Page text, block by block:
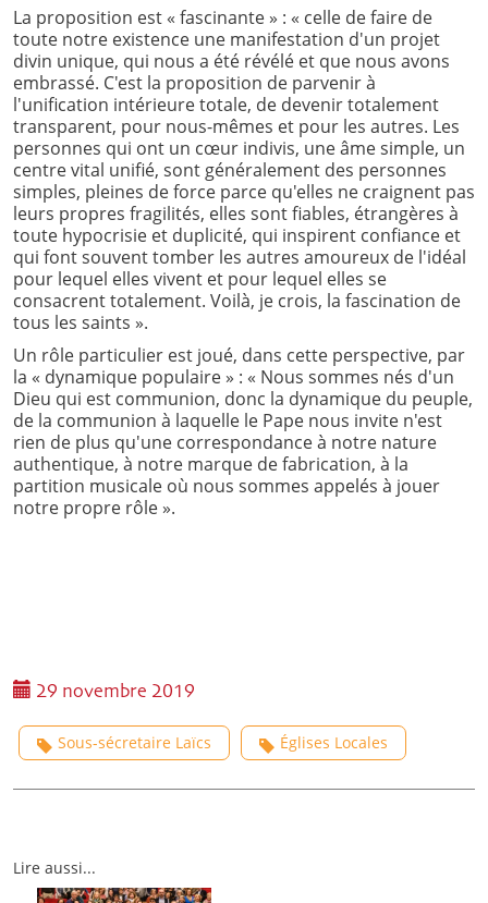
La proposition est « fascinante » : « celle de faire de
toute notre existence une manifestation d'un projet
divin unique, qui nous a été révélé et que nous avons
embrassé. C'est la proposition de parvenir à
l'unification intérieure totale, de devenir totalement
transparent, pour nous-mêmes et pour les autres. Les
personnes qui ont un cœur indivis, une âme simple, un
centre vital unifié, sont généralement des personnes
simples, pleines de force parce qu'elles ne craignent pas
leurs propres fragilités, elles sont fiables, étrangères à
toute hypocrisie et duplicité, qui inspirent confiance et
qui font souvent tomber les autres amoureux de l'idéal
pour lequel elles vivent et pour lequel elles se
consacrent totalement. Voilà, je crois, la fascination de
tous les saints ».
Un rôle particulier est joué, dans cette perspective, par
la « dynamique populaire » : « Nous sommes nés d'un
Dieu qui est communion, donc la dynamique du peuple,
de la communion à laquelle le Pape nous invite n'est
rien de plus qu'une correspondance à notre nature
authentique, à notre marque de fabrication, à la
partition musicale où nous sommes appelés à jouer
notre propre rôle ».
29 novembre 2019
Sous-sécretaire Laïcs Églises Locales
Lire aussi...